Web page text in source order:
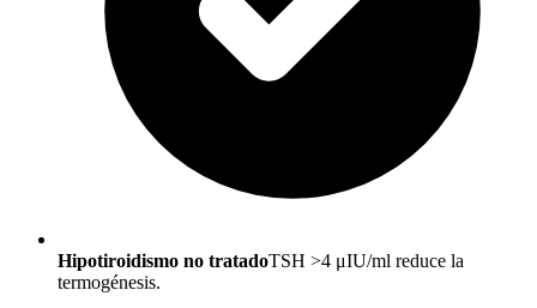
Hipotiroidismo no tratadoTSH >4 μIU/ml reduce la
termogénesis.